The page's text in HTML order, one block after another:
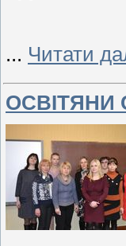
... Читати
ОСВІТЯНИ